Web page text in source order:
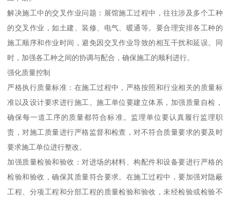
解决施工中的交叉作业问题：展馆施工过程中，往往涉及多个工种
的交叉作业，如土建、装修、电气、暖通等。要合理安排各工种的
施工顺序和作业时间，避免因交叉作业导致的相互干扰和延误。同
时，加强各工种之间的协调与配合，确保施工的顺利进行。
强化质量控制
严格执行质量标准：在施工过程中，严格按照和行业相关的质量标
准以及设计要求进行施工。施工单位要建立体系，加强质量自检，
确保每一道工序的质量都符合标准。监理单位要认真履行监理职
责，对施工质量进行严格监督和检查，对不符合质量要求的要及时
要求施工单位进行整改。
加强质量检验和验收：对进场的材料、构配件和设备要进行严格的
检验和验收，确保其质量符合要求。在施工过程中，要加强对隐蔽
工程、分项工程和分部工程的质量检验和验收，未经检验或检验不